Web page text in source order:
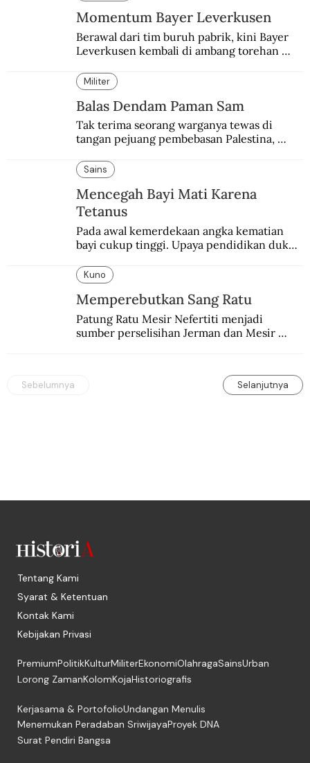
Momentum Bayer Leverkusen
Berawal dari tim buruh pabrik, kini Bayer
Leverkusen kembali di ambang torehan
“Neverkusen”.
Militer
Balas Dendam Paman Sam
Tak terima seorang warganya tewas di
tangan pejuang pembebasan Palestina,
pembalasan.
Sains
Mencegah Bayi Mati Karena
Tetanus
Pada awal kemerdekaan angka kematian
bayi cukup tinggi. Upaya pendidikan dukun
Kuno
Memperebutkan Sang Ratu
Patung Ratu Mesir Nefertiti menjadi
sumber perselisihan Jerman dan Mesir
Sebelumnya Selanjutnya
Tentang Kami
Syarat & Ketentuan
Kontak Kami
Kebijakan Privasi
PremiumPolitikKulturMiliterEkonomiOlahragaSainsUrban
Lorong ZamanKolomKojaHistoriografis
Kerjasama & PortofolioUndangan Menulis
Menemukan Peradaban SriwijayaProyek DNA
Surat Pendiri Bangsa